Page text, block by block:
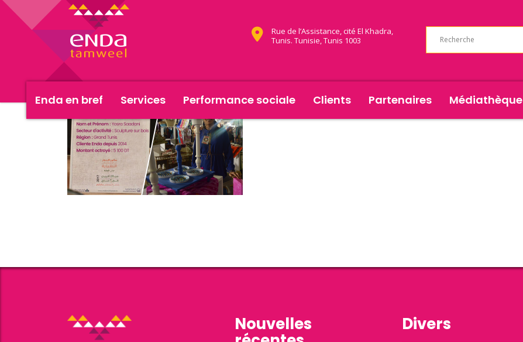
Rue de l’Assistance, cité El Khadra,
Tunis. Tunisie, Tunis 1003
Enda en bref Services Performance sociale Clients Partenaires Médiathèque
Nouvelles Divers